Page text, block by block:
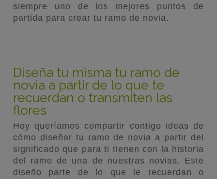
siempre uno de los mejores puntos de
partida para crear tu ramo de novia.
Diseña tu misma tu ramo de
novia a partir de lo que te
recuerdan o transmiten las
flores
Hoy queríamos compartir contigo ideas de
cómo diseñar tu ramo de novia a partir del
significado que para ti tienen con la historia
del ramo de una de nuestras novias. Este
diseño parte de lo que le recuerdan o